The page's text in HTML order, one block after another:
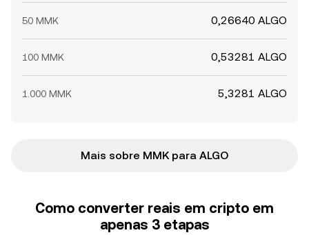
50 MMK 0,26640 ALGO
100 MMK 0,53281 ALGO
1.000 MMK 5,3281 ALGO
Mais sobre MMK para ALGO
Como converter reais em cripto em
apenas 3 etapas